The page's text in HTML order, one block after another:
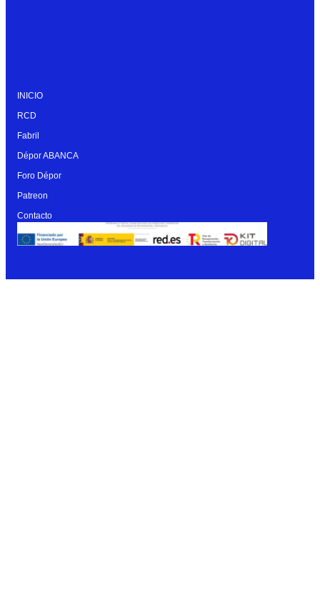
INICIO
RCD
Fabril
Dépor ABANCA
Foro Dépor
Patreon
Contacto